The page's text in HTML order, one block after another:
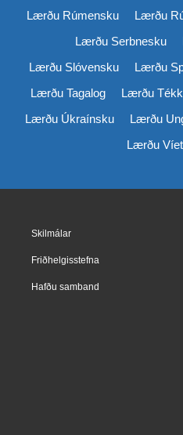
Lærðu Rúmensku
Lærðu
Lærðu Serbnesku
Lærðu Slóvensku
Lærðu
Lærðu Tagalog
Lærðu
Lærðu Úkraínsku
Lærðu
Lærðu
Skilmálar
Friðhelgisstefna
Hafðu samband